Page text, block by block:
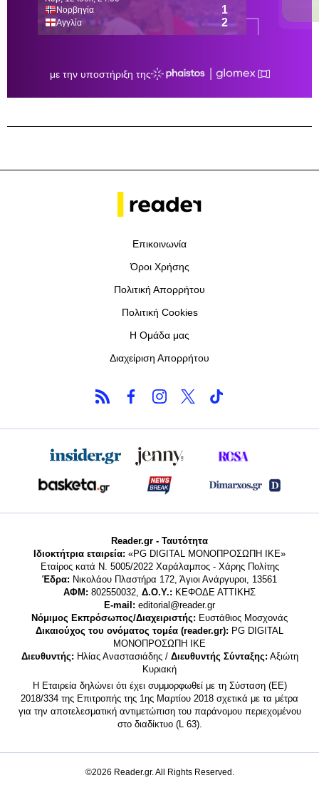
Επικοινωνία
Όροι Χρήσης
Πολιτική Απορρήτου
Πολιτική Cookies
Η Ομάδα μας
Διαχείριση Απορρήτου
Reader.gr - Ταυτότητα
Ιδιοκτήτρια εταιρεία: «PG DIGITAL MONΟΠΡΟΣΩΠΗ ΙΚΕ»
Εταίρος κατά Ν. 5005/2022 Χαράλαμπος - Χάρης Πολίτης
Έδρα: Νικολάου Πλαστήρα 172, Άγιοι Ανάργυροι, 13561
ΑΦΜ: 802550032, Δ.Ο.Υ.: ΚΕΦΟΔΕ ΑΤΤΙΚΗΣ
E-mail: editorial@reader.gr
Νόμιμος Εκπρόσωπος/Διαχειριστής: Ευστάθιος Μοσχονάς
Δικαιούχος του ονόματος τομέα (reader.gr): PG DIGITAL
MONΟΠΡΟΣΩΠΗ ΙΚΕ
Διευθυντής: Ηλίας Αναστασιάδης / Διευθυντής Σύνταξης: Αξιώτη
Κυριακή
Η Εταιρεία δηλώνει ότι έχει συμμορφωθεί με τη Σύσταση (ΕΕ)
2018/334 της Επιτροπής της 1ης Μαρτίου 2018 σχετικά με τα μέτρα
για την αποτελεσματική αντιμετώπιση του παράνομου περιεχομένου
στο διαδίκτυο (L 63).
©2026 Reader.gr. All Rights Reserved.